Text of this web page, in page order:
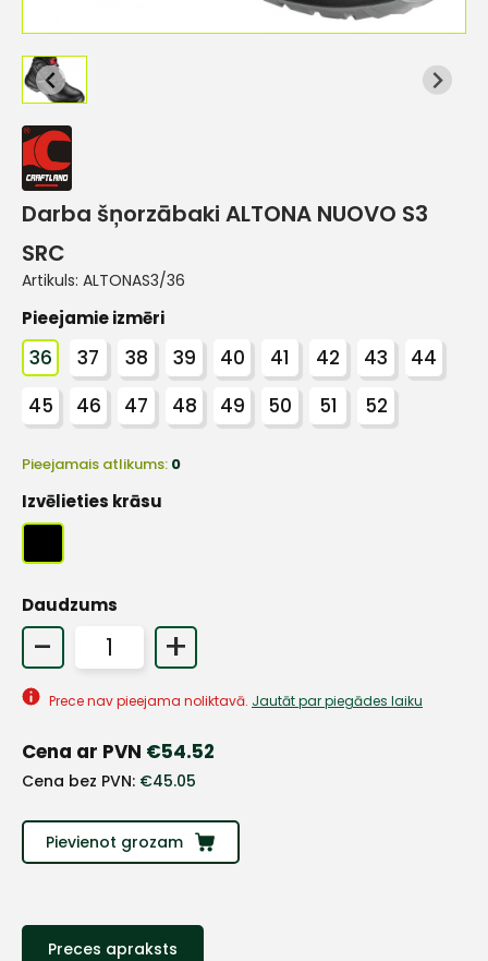
Darba šņorzābaki ALTONA NUOVO S3
SRC
Artikuls: ALTONAS3/36
Pieejamie izmēri
36 37 38 39 40 41 42 43
44
45
46 47 48 49 50 51 52
Pieejamais atlikums: 0
Izvēlieties krāsu
Daudzums
- +
Prece nav pieejama noliktavā. Jautāt par piegādes laiku
Cena ar PVN €54.52
Cena bez PVN: €45.05
Pievienot grozam
Preces apraksts
Sazinies
+